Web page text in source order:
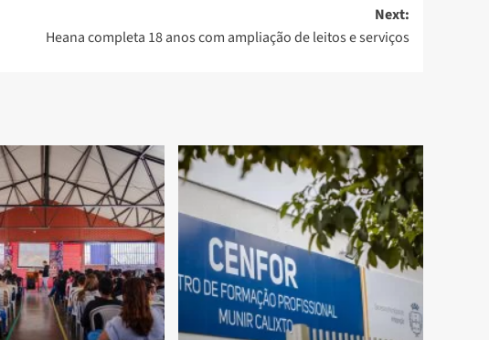
Next:
Heana completa 18 anos com ampliação de leitos e serviços